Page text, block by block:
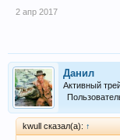
2 апр 2017
Данил
Активный
kwull сказал(а): ↑